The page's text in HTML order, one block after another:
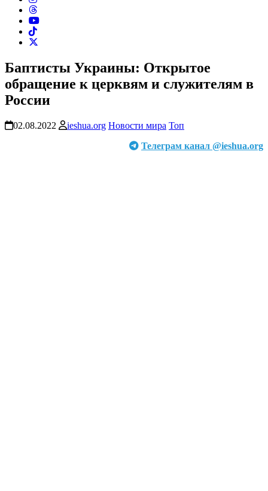
Баптисты Украины: Открытое
обращение к церквям и служителям в
России
02.08.2022 ieshua.org Новости мира Топ
Телеграм канал @ieshua.org